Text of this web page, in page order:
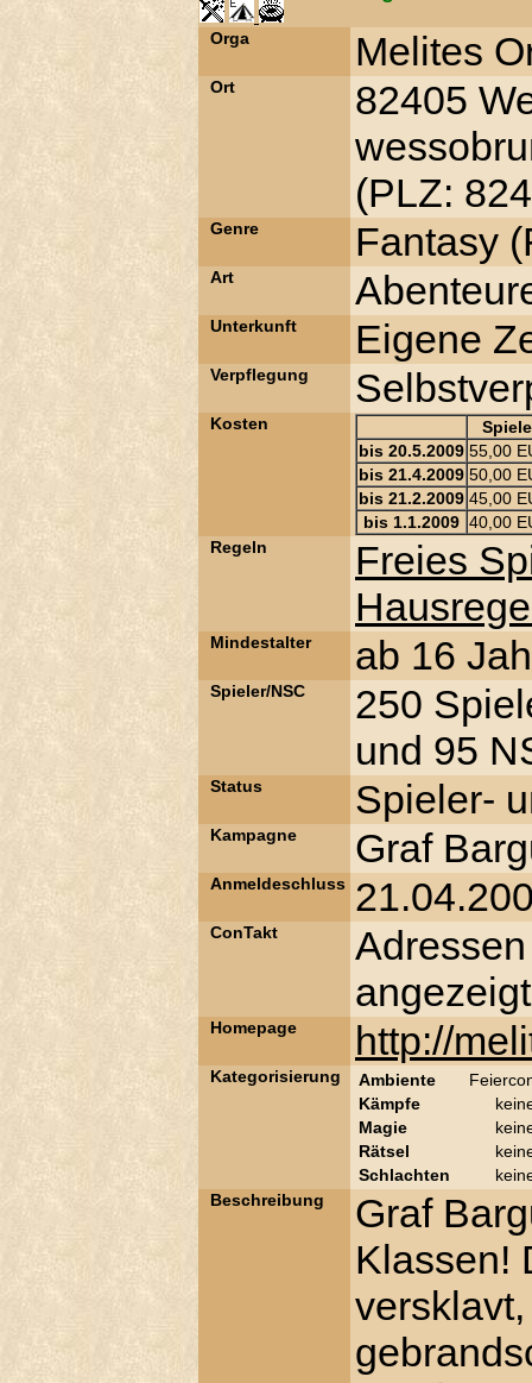
Orga Melites
Ort
82405
(PLZ:
Genre Fantasy
Art
Unterkunft Eigene
Verpflegung
Kosten
bis 20.5.2009 55,00
bis 21.4.2009 50,00
bis 21.2.2009 45,00
bis 1.1.2009 40,00
Regeln
Freies
Mindestalter ab 16
Spieler/NSC
250
und 95
Status Spieler-
Kampagne Graf
Anmeldeschluss
ConTakt
angezeigt
Homepage http://
Kategorisierung Ambiente
Kämpfe
Magie
Rätsel
Schlachten
Beschreibung
Graf
Klassen!